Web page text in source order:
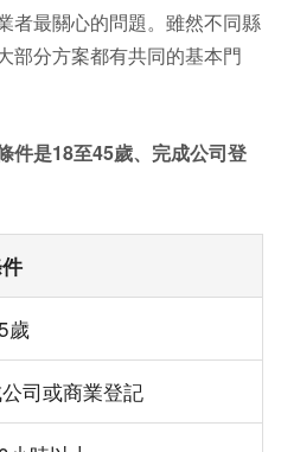
者最關心的問題。雖然不同縣
部分方案都有共同的基本門
件是18至45歲、完成公司登
歲
司或商業登記